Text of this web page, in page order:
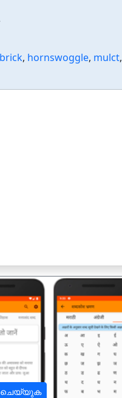
, hornswoggle, mulct,
ചെയ്യുക